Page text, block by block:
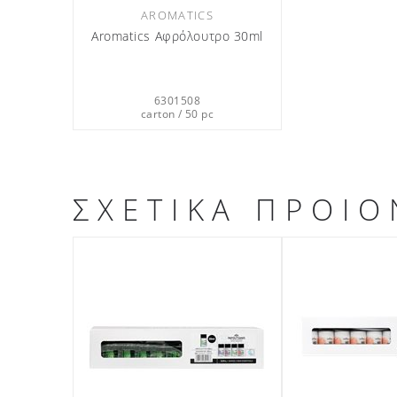
AROMATICS
Aromatics Αφρόλουτρο 30ml
6301508
carton / 50 pc
ΣΧΕΤΙΚΑ